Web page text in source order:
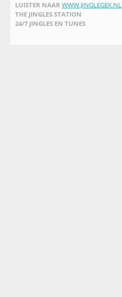
LUISTER NAAR WWW.JINGLEGEK.NL
THE JINGLES STATION
24/7 JINGLES EN TUNES